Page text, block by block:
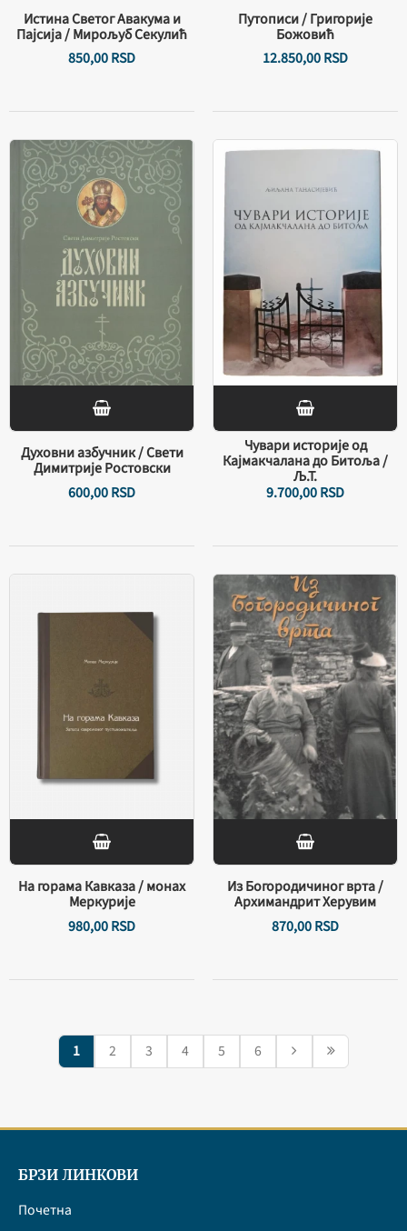
Истина Светог Авакума и
Пајсија / Мирољуб Секулић
850,00RSD
Путописи / Григорије
Божовић
12.850,00RSD
Духовни азбучник / Свети
Димитрије Ростовски
600,00RSD
Чувари историје од
Кaјмакчалана до Битоља /
Љ.Т.
9.700,00RSD
На горама Кавказа / монах
Меркурије
980,00RSD
Из Богородичиног врта /
Архимандрит Херувим
870,00RSD
1 2 3 4 5 6
БРЗИ ЛИНКОВИ
Почетна